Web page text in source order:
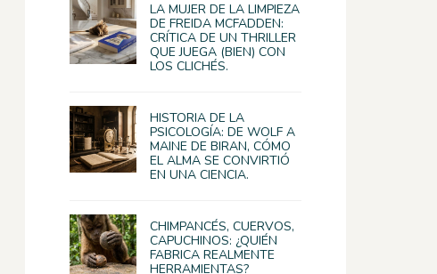
LA MUJER DE LA LIMPIEZA
DE FREIDA MCFADDEN:
CRÍTICA DE UN THRILLER
QUE JUEGA (BIEN) CON
LOS CLICHÉS.
HISTORIA DE LA
PSICOLOGÍA: DE WOLF A
MAINE DE BIRAN, CÓMO
EL ALMA SE CONVIRTIÓ
EN UNA CIENCIA.
CHIMPANCÉS, CUERVOS,
CAPUCHINOS: ¿QUIÉN
FABRICA REALMENTE
HERRAMIENTAS?